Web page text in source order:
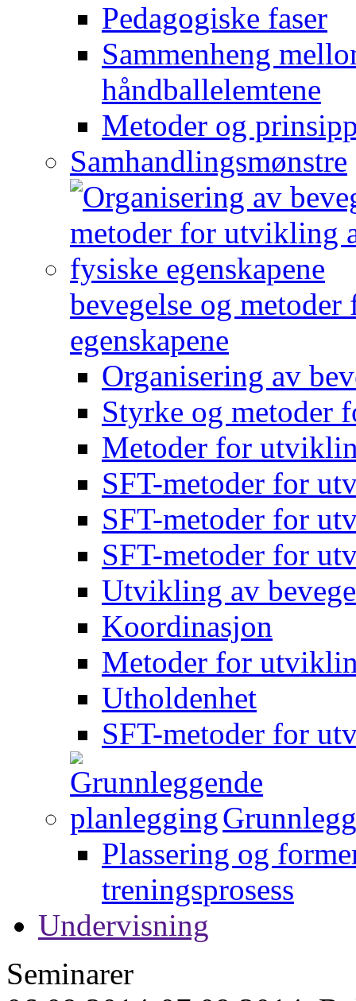
Pedagogiske faser
Sammenheng
håndballelemtene
Metoder og
Samhandlingsmønstre
bevegelse og
egenskapene
Organisering av
Styrke og metoder
Metoder for
SFT-metoder for
SFT-metoder for
SFT-metoder for
Utvikling av
Koordinasjon
Metoder for
Utholdenhet
SFT-metoder for
Plassering og
treningsprosess
Undervisning
Seminarer